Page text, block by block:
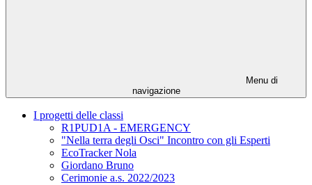
Menu di
navigazione
I progetti delle classi
R1PUD1A - EMERGENCY
"Nella terra degli Osci" Incontro con gli Esperti
EcoTracker Nola
Giordano Bruno
Cerimonie a.s. 2022/2023